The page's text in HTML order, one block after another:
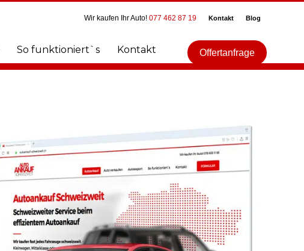
Wir kaufen Ihr Auto! 077 462 87 19 Kontakt Blog
So funktioniert`s Kontakt Offertanfrage